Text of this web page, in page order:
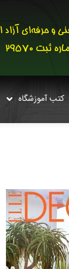
و حرفه‌ای
ثبت 29570
کتب آموزشگاه